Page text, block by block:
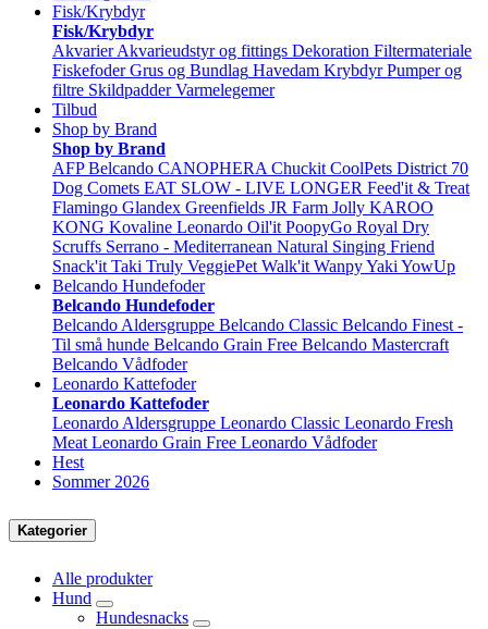
Fisk/Krybdyr
Fisk/Krybdyr
Akvarier Akvarieudstyr og fittings Dekoration Filtermateriale
Fiskefoder Grus og Bundlag Havedam Krybdyr Pumper og
filtre Skildpadder Varmelegemer
Tilbud
Shop by Brand
Shop by Brand
AFP Belcando CANOPHERA Chuckit CoolPets District 70
Dog Comets EAT SLOW - LIVE LONGER Feed'it & Treat
Flamingo Glandex Greenfields JR Farm Jolly KAROO
KONG Kovaline Leonardo Oil'it PoopyGo Royal Dry
Scruffs Serrano - Mediterranean Natural Singing Friend
Snack'it Taki Truly VeggiePet Walk'it WanpyYaki YowUp
Belcando Hundefoder
Belcando Hundefoder
Belcando Aldersgruppe Belcando Classic Belcando Finest -
Til små hunde Belcando Grain Free Belcando Mastercraft
Belcando Vådfoder
Leonardo Kattefoder
Leonardo Kattefoder
Leonardo Aldersgruppe Leonardo Classic Leonardo Fresh
Meat Leonardo Grain Free Leonardo Vådfoder
Hest
Sommer 2026
Kategorier
Alle produkter
Hund
Hundesnacks